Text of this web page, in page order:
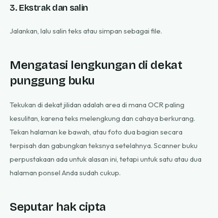
3. Ekstrak dan salin
Jalankan, lalu salin teks atau simpan sebagai file.
Mengatasi lengkungan di dekat
punggung buku
Tekukan di dekat jilidan adalah area di mana OCR paling
kesulitan, karena teks melengkung dan cahaya berkurang.
Tekan halaman ke bawah, atau foto dua bagian secara
terpisah dan gabungkan teksnya setelahnya. Scanner buku
perpustakaan ada untuk alasan ini, tetapi untuk satu atau dua
halaman ponsel Anda sudah cukup.
Seputar hak cipta